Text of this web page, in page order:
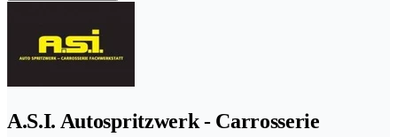
A.S.I. Autospritzwerk - Carrosserie